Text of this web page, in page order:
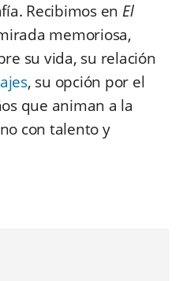
Recibimos en El
memoriosa,
su vida, su relación
, su opción por el
que animan a la
con talento y